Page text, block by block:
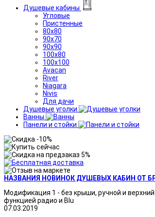
Душевые кабины
Угловые
Пристенные
80x80
90x70
90x90
100x80
100x100
Avacan
River
Niagara
Nivis
Для дачи
Душевые уголки
Ванны
Панели и стойки
НАЗВАНИЯ НОВИНОК ДУШЕВЫХ КАБИН ОТ
Модификация 1 - без крыши, ручной и
функцией радио и Blu
07.03.2019